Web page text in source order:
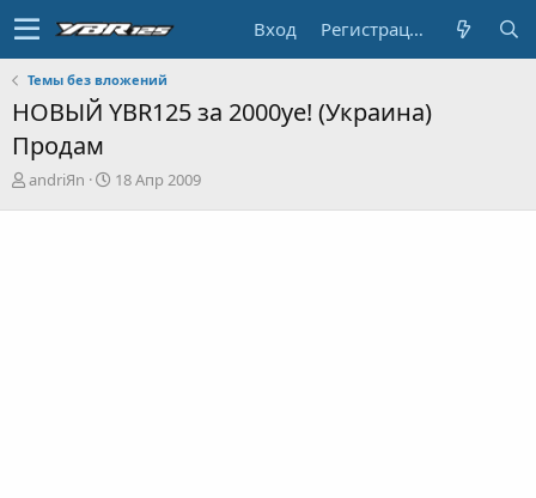
Вход Регистрация
Темы без вложений
НОВЫЙ YBR125 за 2000уе! (Украина)
Продам
А
andriЯn
Д
18 Апр 2009